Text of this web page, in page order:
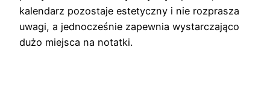
kalendarz pozostaje estetyczny i nie rozprasza
uwagi, a jednocześnie zapewnia wystarczająco
dużo miejsca na notatki.